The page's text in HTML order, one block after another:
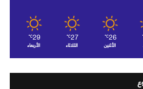
26
℃
الأثنين
27
℃
الثلاثاء
29
℃
الأربعاء